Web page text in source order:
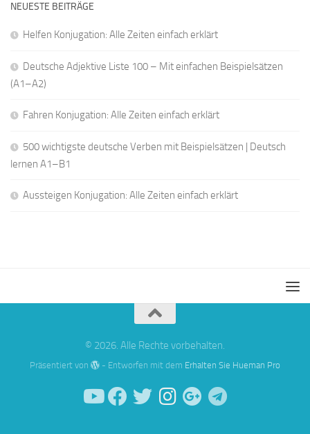
NEUESTE BEITRÄGE
Helfen Konjugation: Alle Zeiten einfach erklärt
Deutsche Adjektive Liste 100 – Mit einfachen Beispielsätzen
(A1–A2)
Fahren Konjugation: Alle Zeiten einfach erklärt
500 wichtigste deutsche Verben mit Beispielsätzen | Deutsch
lernen A1–B1
Aussteigen Konjugation: Alle Zeiten einfach erklärt
© 2026. Alle Rechte vorbehalten.
Präsentiert von - Entworfen mit dem Erhalten Sie Hueman Pro